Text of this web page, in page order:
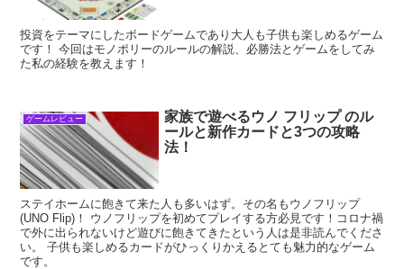
投資をテーマにしたボードゲームであり大人も子供も楽しめるゲーム
です！ 今回はモノポリーのルールの解説、必勝法とゲームをしてみ
た私の経験を教えます！
ゲームレビュー
家族で遊べるウノ フリップ のル
ールと新作カードと3つの攻略
法！
ステイホームに飽きて来た人も多いはず。その名もウノフリップ
(UNO Flip)！ ウノフリップを初めてプレイする方必見です！コロナ禍
で外に出られないけど遊びに飽きてきたという人は是非読んでくださ
い。 子供も楽しめるカードがひっくりかえるとても魅力的なゲーム
です。